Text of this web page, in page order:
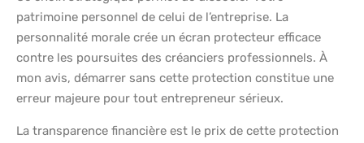
patrimoine personnel de celui de l’entreprise. La
personnalité morale crée un écran protecteur efficace
contre les poursuites des créanciers professionnels. À
mon avis, démarrer sans cette protection constitue une
erreur majeure pour tout entrepreneur sérieux.
La transparence financière est le prix de cette protection